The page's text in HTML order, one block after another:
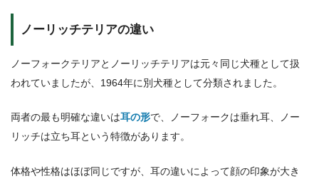
ノーリッチテリアの違い
ノーフォークテリアとノーリッチテリアは元々同じ犬種として扱
われていましたが、1964年に別犬種として分類されました。
両者の最も明確な違いは耳の形で、ノーフォークは垂れ耳、ノー
リッチは立ち耳という特徴があります。
体格や性格はほぼ同じですが、耳の違いによって顔の印象が大き